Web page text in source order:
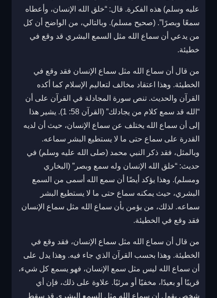
عليه وسلم) هذه الفكرة. قال: “خلق الله الإنسان، وأعطاه
سمعًا وبصرًا”. (صحيح مسلم). وبالتالي، من الواضح أن كل
من يدعي أن سماع الله مثل السمع البشري قد وقع في
خطيئة.
من قال أن سماع الله مثل سماع الإنسان فقد وقع في
الخطيئة. وهذا اعتقاد مخالف لتعاليم الإسلام كما أكده
القرآن والحديث. تنص سورة المجادلة في القرآن على أن
“الله قد سمع كلام من يجادلك” (القرآن 58: 1). يشير هذا
إلى أن سماع الله يختلف عن سماع الإنسان، حيث أن لديه
القدرة على سماع حتى ما لا يستطيع البشر سماعه.
وبالمثل، فقد ذكر النبي محمد (صلى الله عليه وسلم) في
حديث: “خلق الله الإنسان وله سمع وبصر” (البخاري
ومسلم). وهذا يؤكد أيضًا أن سمع الله أسمى من السمع
البشري، حيث يمكنه سماع حتى ما لا يستطيع البشر
سماعه. لذلك، من يؤمن بأن سماع الله مثل سماع الإنسان
فقد وقع في الخطيئة.
من قال أن سماع الله مثل سماع الإنسان، فقد وقع في
الخطيئة. وهذا بحسب القرآن الذي جاء فيه. وهذا يدل على
أن سماع الله ليس مثل سمع الإنسان، فهو يسمع كل شيء،
قريبًا أو بعيدًا، مخفيًا أو مرئيًا. علاوة على ذلك، فإن أي
شخص يقول إن سماع الله مثل السمع البشري قد سقط